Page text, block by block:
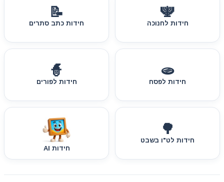
🕎
חידות לחנוכה
📝
חידות כתב סתרים
🫓
חידות לפסח
🧙
חידות לפורים
🌳
חידות לט"ו בשבט
חידות AI